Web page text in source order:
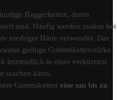
Baggerketten, deren
sind. Häufig werden zudem bei
niedriger Härte verwendet. Das
geringe Gummikettenstärke
letztendlich in einer verkürzten
machen kann.
Gummiketten eine um bis zu